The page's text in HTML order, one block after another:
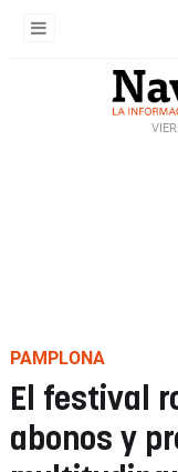
PAMPLONA
El festival
abonos y